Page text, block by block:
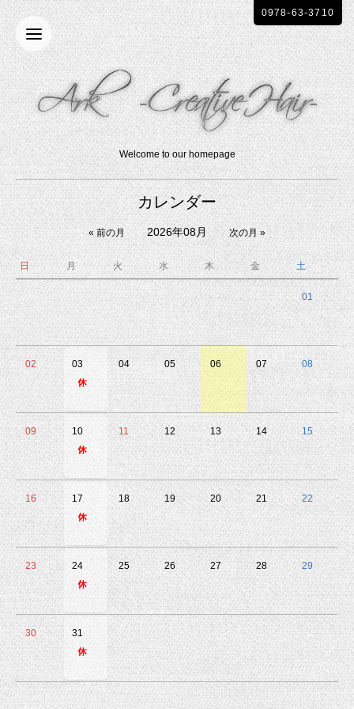
Welcome to our homepage
0978-63-3710
カレンダー
« 前の月 2026年08月 次の月 »
日 月 火 水 木 金 土
01
02 03 04 05 06 07 08
09 10 11 12 13 14 15
16 17 18 19 20 21 22
23 24 25 26 27 28 29
30 31